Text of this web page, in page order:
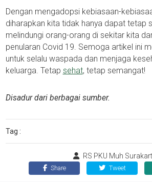
Dengan mengadopsi kebiasaan-
diharapkan kita tidak hanya dapat tetap
melindungi orang-orang di sekitar kita
penularan Covid 19. Semoga artikel ini
untuk selalu waspada dan menjaga
keluarga. Tetap sehat, tetap semangat!
Disadur dari berbagai sumber.
Tag :
RS PKU Muh
Share Tweet